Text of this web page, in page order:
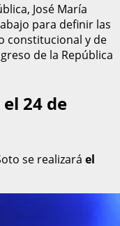
José María
para definir las
constitucional y de
de la República
24 de
se realizará el